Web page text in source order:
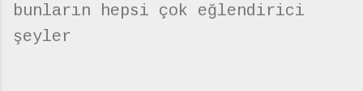
bunların hepsi çok eğlendirici
şeyler